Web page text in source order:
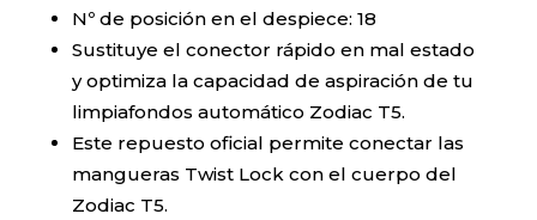
Nº de posición en el despiece: 18
Sustituye el conector rápido en mal estado
y optimiza la capacidad de aspiración de tu
limpiafondos automático Zodiac T5.
Este repuesto oficial permite conectar las
mangueras Twist Lock con el cuerpo del
Zodiac T5.